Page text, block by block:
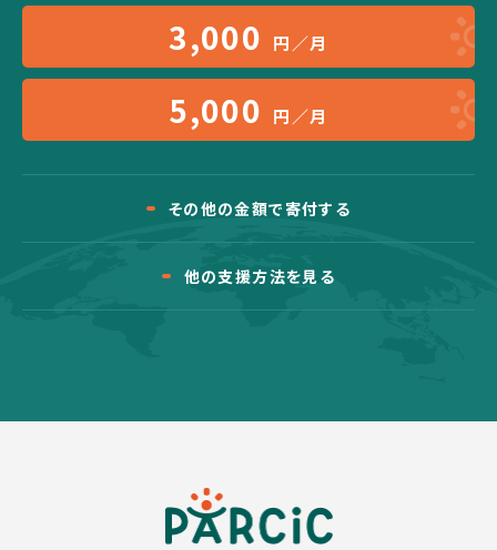
3,000 円／月
5,000 円／月
その他の金額で寄付する
他の支援方法を見る